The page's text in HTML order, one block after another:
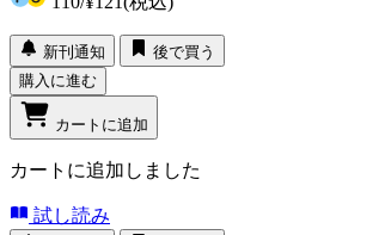
新刊通知
後で買う
購入に進む
カートに追加
カートに追加しました
試し読み